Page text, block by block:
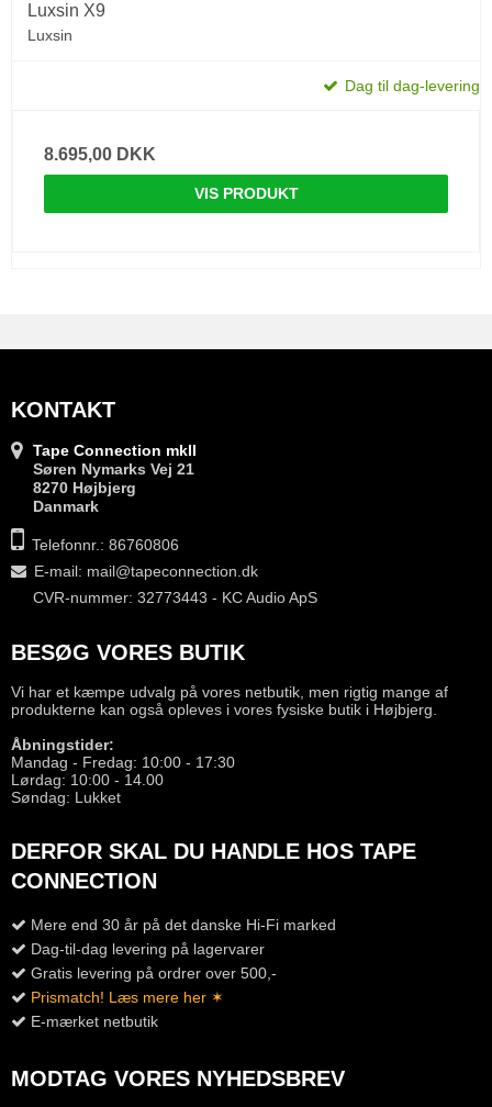
Luxsin X9
Luxsin
Dag til dag-levering
8.695,00 DKK
VIS PRODUKT
KONTAKT
Tape Connection mkII
Søren Nymarks Vej 21
8270 Højbjerg
Danmark
Telefonnr.: 86760806
E-mail: mail@tapeconnection.dk
CVR-nummer: 32773443 - KC Audio ApS
BESØG VORES BUTIK
Vi har et kæmpe udvalg på vores netbutik, men rigtig mange af
produkterne kan også opleves i vores fysiske butik i Højbjerg.
Åbningstider:
Mandag - Fredag: 10:00 - 17:30
Lørdag: 10:00 - 14.00
Søndag: Lukket
DERFOR SKAL DU HANDLE HOS TAPE
CONNECTION
Mere end 30 år på det danske Hi-Fi marked
Dag-til-dag levering på lagervarer
Gratis levering på ordrer over 500,-
Prismatch! Læs mere her ✶
E-mærket netbutik
MODTAG VORES NYHEDSBREV